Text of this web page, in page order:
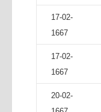
17-02-
1667
17-02-
1667
20-02-